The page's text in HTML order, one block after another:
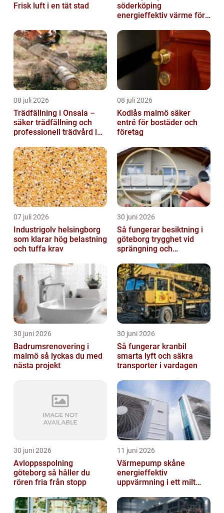
Frisk luft i en tät stad
söderköping
energieffektiv värme för
08 juli 2026
Trädfällning i Onsala –
säker trädfällning och
professionell trädvård i
08 juli 2026
Kodlås malmö säker
entré för bostäder och
företag
07 juli 2026
Industrigolv helsingborg
som klarar hög belastning
och tuffa krav
30 juni 2026
Så fungerar besiktning i
göteborg trygghet vid
sprängning och
30 juni 2026
Badrumsrenovering i
malmö så lyckas du med
nästa projekt
30 juni 2026
Så fungerar kranbil
smarta lyft och säkra
transporter i vardagen
30 juni 2026
Avloppsspolning
göteborg så håller du
rören fria från stopp
11 juni 2026
Värmepump skåne
energieffektiv
uppvärmning i ett milt